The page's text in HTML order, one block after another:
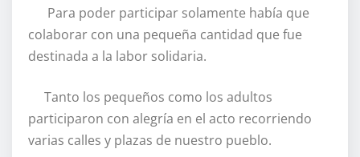
Para poder participar solamente había que
colaborar con una pequeña cantidad que fue
destinada a la labor solidaria.
Tanto los pequeños como los adultos
participaron con alegría en el acto recorriendo
varias calles y plazas de nuestro pueblo.